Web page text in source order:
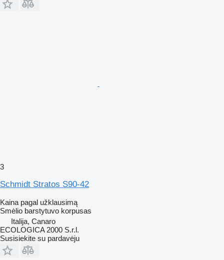
3
Schmidt Stratos S90-42
Kaina pagal užklausimą
Smėlio barstytuvo korpusas
Italija, Canaro
ECOLOGICA 2000 S.r.l.
Susisiekite su pardavėju